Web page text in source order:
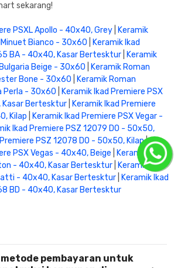
sekarang!
PSXL Apollo - 40x40, Grey
Keramik
Bianco - 30x60
Keramik Ikad
BA - 40x40, Kasar Bertesktur
Keramik
Beige - 30x60
Keramik Roman
Bone - 30x60
Keramik Roman
Perla - 30x60
Keramik Ikad Premiere PSX
Bertesktur
Keramik Ikad Premiere
Kilap
Keramik Ikad Premiere PSX Vegar -
Ikad Premiere PSZ 12079 DO - 50x50,
PSZ 12078 DO - 50x50, Kilap|
PSX Vegas - 40x40, Beige
Keramik Ikad
- 40x40, Kasar Bertesktur
Keramik Ikad
- 40x40, Kasar Bertesktur
Keramik Ikad
BD - 40x40, Kasar Bertesktur
metode pembayaran untuk